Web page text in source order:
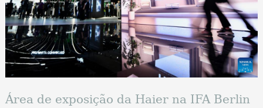
Área de exposição da Haier na IFA Berlin